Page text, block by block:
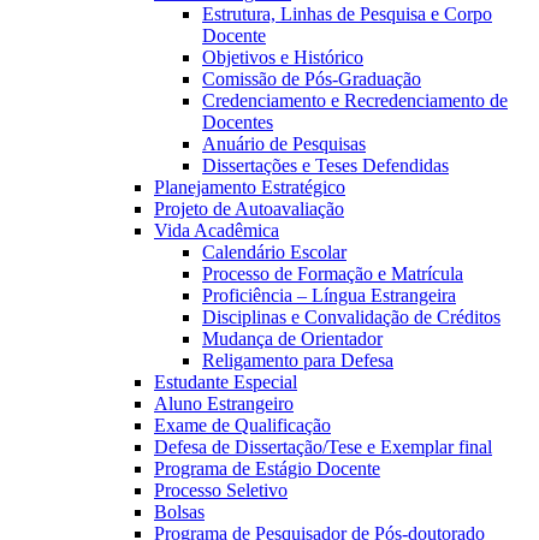
Estrutura, Linhas de Pesquisa e Corpo
Docente
Objetivos e Histórico
Comissão de Pós-Graduação
Credenciamento e Recredenciamento de
Docentes
Anuário de Pesquisas
Dissertações e Teses Defendidas
Planejamento Estratégico
Projeto de Autoavaliação
Vida Acadêmica
Calendário Escolar
Processo de Formação e Matrícula
Proficiência – Língua Estrangeira
Disciplinas e Convalidação de Créditos
Mudança de Orientador
Religamento para Defesa
Estudante Especial
Aluno Estrangeiro
Exame de Qualificação
Defesa de Dissertação/Tese e Exemplar final
Programa de Estágio Docente
Processo Seletivo
Bolsas
Programa de Pesquisador de Pós-doutorado